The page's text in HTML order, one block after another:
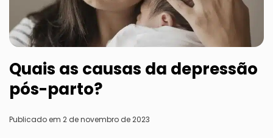
Quais as causas da depressão
pós-parto?
Publicado em 2 de novembro de 2023